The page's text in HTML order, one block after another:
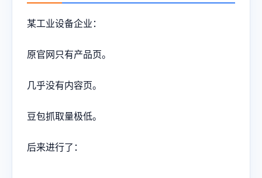
某工业设备企业：
原官网只有产品页。
几乎没有内容页。
豆包抓取量极低。
后来进行了：